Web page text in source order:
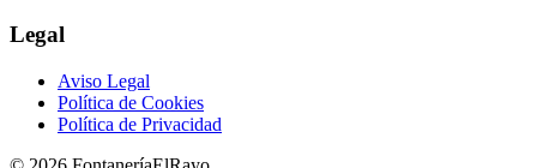
Legal
Aviso Legal
Política de Cookies
Política de Privacidad